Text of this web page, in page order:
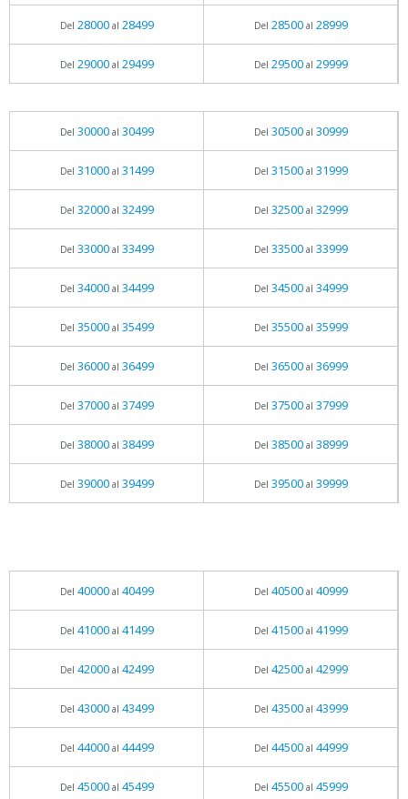
Del 28000al 28499 Del 28500al 28999
Del 29000al 29499 Del 29500al 29999
Del 30000al 30499 Del 30500al 30999
Del 31000al 31499 Del 31500al 31999
Del 32000al 32499 Del 32500al 32999
Del 33000al 33499 Del 33500al 33999
Del 34000al 34499 Del 34500al 34999
Del 35000al 35499 Del 35500al 35999
Del 36000al 36499 Del 36500al 36999
Del 37000al 37499 Del 37500al 37999
Del 38000al 38499 Del 38500al 38999
Del 39000al 39499 Del 39500al 39999
Del 40000al 40499 Del 40500al 40999
Del 41000al 41499 Del 41500al 41999
Del 42000al 42499 Del 42500al 42999
Del 43000al 43499 Del 43500al 43999
Del 44000al 44499 Del 44500al 44999
Del 45000al 45499 Del 45500al 45999